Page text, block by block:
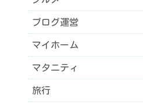
ブログ運営
マイホーム
マタニティ
旅行